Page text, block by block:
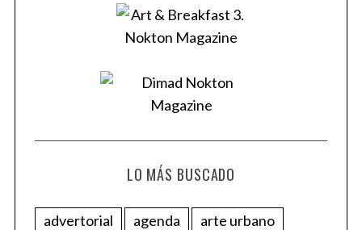
LO MÁS BUSCADO
advertorial agenda
arte urbano